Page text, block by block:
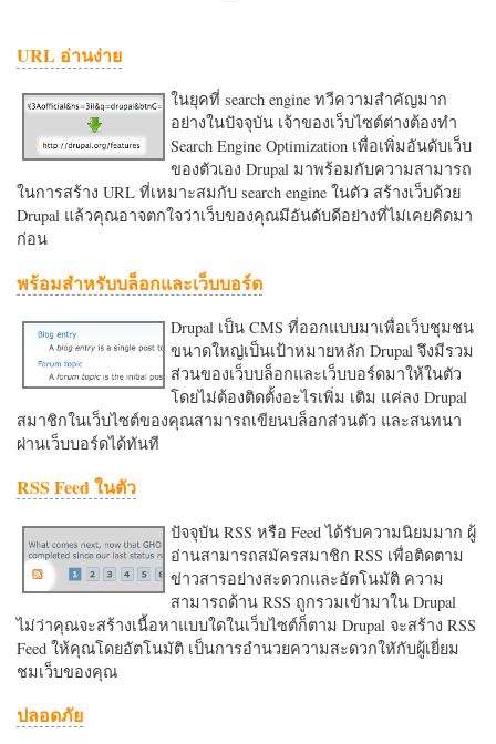
URL อ่านง่าย
ในยุคที่ search engine ทวีความสำคัญมาก
อย่างในปัจจุบัน เจ้าของเว็บไซต์ต่างต้องทำ
Search Engine Optimization เพื่อเพิ่มอันดับเว็บ
ของตัวเอง Drupal มาพร้อมกับความสามารถ
ในการสร้าง URL ที่เหมาะสมกับ search engine ในตัว สร้างเว็บด้วย
Drupal แล้วคุณอาจตกใจว่าเว็บของคุณมีอันดับดีอย่างที่ไม่เคยคิดมา
ก่อน
พร้อมสำหรับบล็อกและเว็บบอร์ด
Drupal เป็น CMS ที่ออกแบบมาเพื่อเว็บชุมชน
ขนาดใหญ่เป็นเป้าหมายหลัก Drupal จึงมีรวม
ส่วนของเว็บบล็อกและเว็บบอร์ดมาให้ในตัว
โดยไม่ต้องติดตั้งอะไรเพิ่ม เติม แค่ลง Drupal
สมาชิกในเว็บไซต์ของคุณสามารถเขียนบล็อกส่วนตัว และสนทนา
ผ่านเว็บบอร์ดได้ทันที
RSS Feed ในตัว
ปัจจุบัน RSS หรือ Feed ได้รับความนิยมมาก ผู้
อ่านสามารถสมัครสมาชิก RSS เพื่อติดตาม
ข่าวสารอย่างสะดวกและอัตโนมัติ ความ
สามารถด้าน RSS ถูกรวมเข้ามาใน Drupal
ไม่ว่าคุณจะสร้างเนื้อหาแบบใดในเว็บไซต์ก็ตาม Drupal จะสร้าง RSS
Feed ให้คุณโดยอัตโนมัติ เป็นการอำนวยความสะดวกใหักับผู้เยี่ยม
ชมเว็บของคุณ
ปลอดภัย